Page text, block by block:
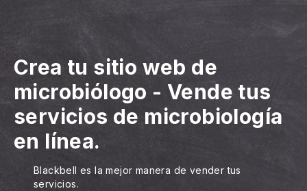
Crea tu sitio web de
microbiólogo -Vende tus
servicios de microbiología
en línea.
Blackbell es la mejor manera de vender tus
servicios.